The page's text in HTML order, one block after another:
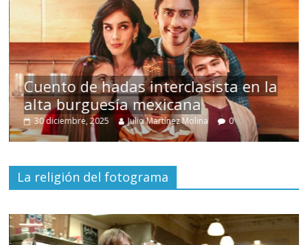
Cuento de hadas interclasista en la
alta burguesía mexicana
30 diciembre, 2025 Julio Martínez Molina 0
La religión del fotograma